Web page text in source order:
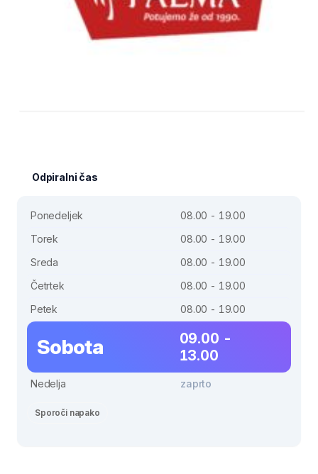
Odpiralni čas
Ponedeljek
08.00 - 19.00
Torek
08.00 - 19.00
Sreda
08.00 - 19.00
Četrtek
08.00 - 19.00
Petek
08.00 - 19.00
Sobota
09.00 -
13.00
Nedelja zaprto
Sporoči napako